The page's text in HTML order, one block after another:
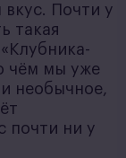
Почти у
такая
чём мы уже
необычное,
почти ни у